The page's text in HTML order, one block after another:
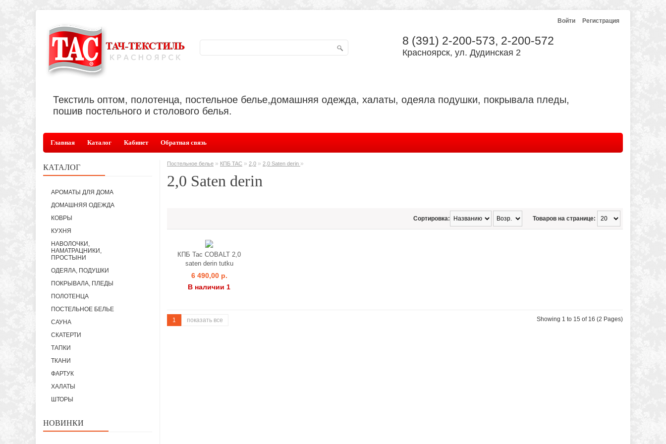
Войти Регистрация
8 (391) 2-200-573, 2-200-572
Красноярск, ул. Дудинская 2
Текстиль оптом, полотенца, постельное белье,домашняя одежда, халаты, одеяла подушки, покрывала пледы,
пошив постельного и столового белья.
Главная Каталог Кабинет Обратная связь
КАТАЛОГ
АРОМАТЫ ДЛЯ ДОМА
ДОМАШНЯЯ ОДЕЖДА
КОВРЫ
КУХНЯ
НАВОЛОЧКИ,
НАМАТРАЦНИКИ,
ПРОСТЫНИ
ОДЕЯЛА, ПОДУШКИ
ПОКРЫВАЛА, ПЛЕДЫ
ПОЛОТЕНЦА
ПОСТЕЛЬНОЕ БЕЛЬЕ
САУНА
СКАТЕРТИ
ТАПКИ
ТКАНИ
ФАРТУК
ХАЛАТЫ
ШТОРЫ
НОВИНКИ
Постельное белье » КПБ TAC » 2,0 » 2,0 Saten derin »
2,0 Saten derin
Товаров на странице:
Сортировка:
КПБ Tac COBALT 2,0
saten derin tutku
6 490,00 р.
В наличии 1
1 показать все Showing 1 to 15 of 16 (2 Pages)